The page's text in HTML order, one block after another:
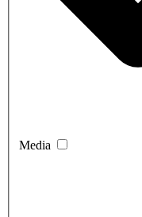
Media